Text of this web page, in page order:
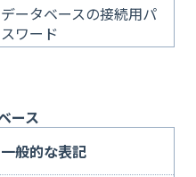
データベースの接続用パ
スワード
ース
一般的な表記